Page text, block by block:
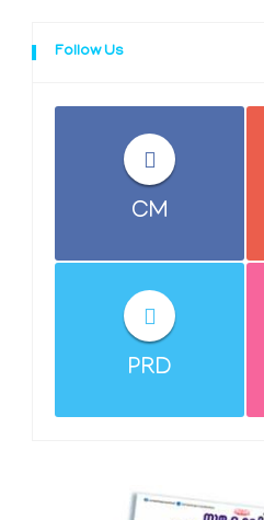
Follow Us
CM
PRD